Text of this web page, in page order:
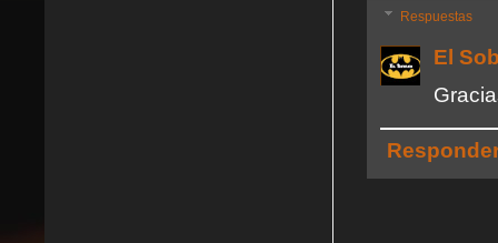
Respuestas
El